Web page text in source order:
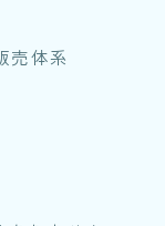
売体系